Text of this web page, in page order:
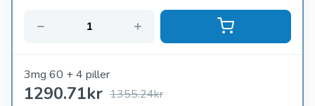
3mg 60 + 4 piller
1290.71kr 1355.24kr